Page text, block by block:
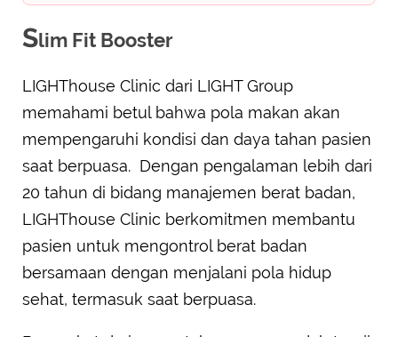
Slim Fit Booster
LIGHThouse Clinic dari LIGHT Group
memahami betul bahwa pola makan akan
mempengaruhi kondisi dan daya tahan pasien
saat berpuasa. Dengan pengalaman lebih dari
20 tahun di bidang manajemen berat badan,
LIGHThouse Clinic berkomitmen membantu
pasien untuk mengontrol berat badan
bersamaan dengan menjalani pola hidup
sehat, termasuk saat berpuasa.